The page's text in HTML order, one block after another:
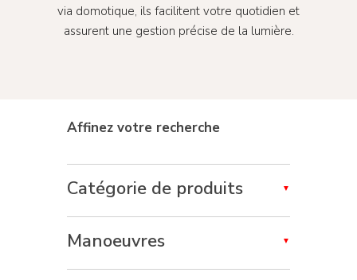
via domotique, ils facilitent votre quotidien et
assurent une gestion précise de la lumière.
Affinez votre recherche
Catégorie de produits
Manoeuvres